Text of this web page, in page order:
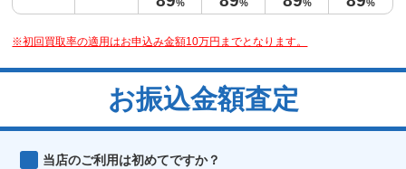
% % % %
※初回買取率の適用はお申込み金額10万円までとなります。
お振込金額査定
当店のご利用は初めてですか？